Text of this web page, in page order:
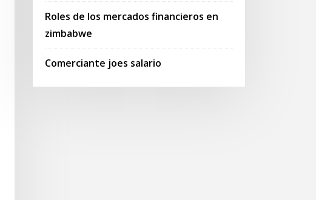
Roles de los mercados financieros en
zimbabwe
Comerciante joes salario